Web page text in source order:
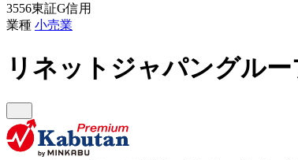
3556東証G信用
業種 小売業
リネットジャパングル